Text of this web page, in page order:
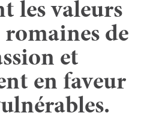
les valeurs
de
et
en faveur